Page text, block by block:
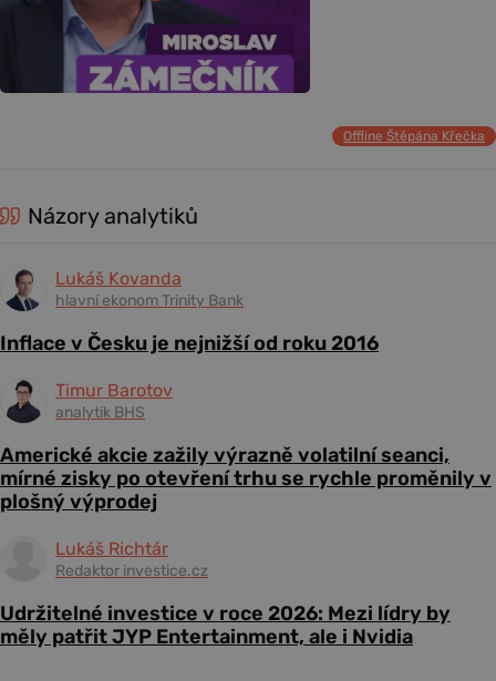
Offline Štěpána Křečka
Názory analytiků
Lukáš Kovanda
hlavní ekonom Trinity Bank
Inflace v Česku je nejnižší od roku 2016
Timur Barotov
analytik BHS
Americké akcie zažily výrazně volatilní seanci,
mírné zisky po otevření trhu se rychle proměnily v
plošný výprodej
Lukáš Richtár
Redaktor investice.cz
Udržitelné investice v roce 2026: Mezi lídry by
měly patřit JYP Entertainment, ale i Nvidia